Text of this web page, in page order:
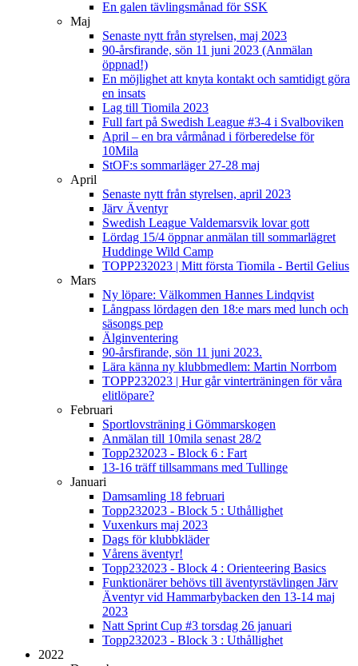
En galen tävlingsmånad för SSK
Maj
Senaste nytt från styrelsen, maj 2023
90-årsfirande, sön 11 juni 2023 (Anmälan
öppnad!)
En möjlighet att knyta kontakt och samtidigt göra
en insats
Lag till Tiomila 2023
Full fart på Swedish League #3-4 i Svalboviken
April – en bra vårmånad i förberedelse för
10Mila
StOF:s sommarläger 27-28 maj
April
Senaste nytt från styrelsen, april 2023
Järv Äventyr
Swedish League Valdemarsvik lovar gott
Lördag 15/4 öppnar anmälan till sommarlägret
Huddinge Wild Camp
TOPP232023 | Mitt första Tiomila - Bertil Gelius
Mars
Ny löpare: Välkommen Hannes Lindqvist
Långpass lördagen den 18:e mars med lunch och
säsongs pep
Älginventering
90-årsfirande, sön 11 juni 2023.
Lära känna ny klubbmedlem: Martin Norrbom
TOPP232023 | Hur går vinterträningen för våra
elitlöpare?
Februari
Sportlovsträning i Gömmarskogen
Anmälan till 10mila senast 28/2
Topp232023 - Block 6 : Fart
13-16 träff tillsammans med Tullinge
Januari
Damsamling 18 februari
Topp232023 - Block 5 : Uthållighet
Vuxenkurs maj 2023
Dags för klubbkläder
Vårens äventyr!
Topp232023 - Block 4 : Orienteering Basics
Funktionärer behövs till äventyrstävlingen Järv
Äventyr vid Hammarbybacken den 13-14 maj
2023
Natt Sprint Cup #3 torsdag 26 januari
Topp232023 - Block 3 : Uthållighet
2022